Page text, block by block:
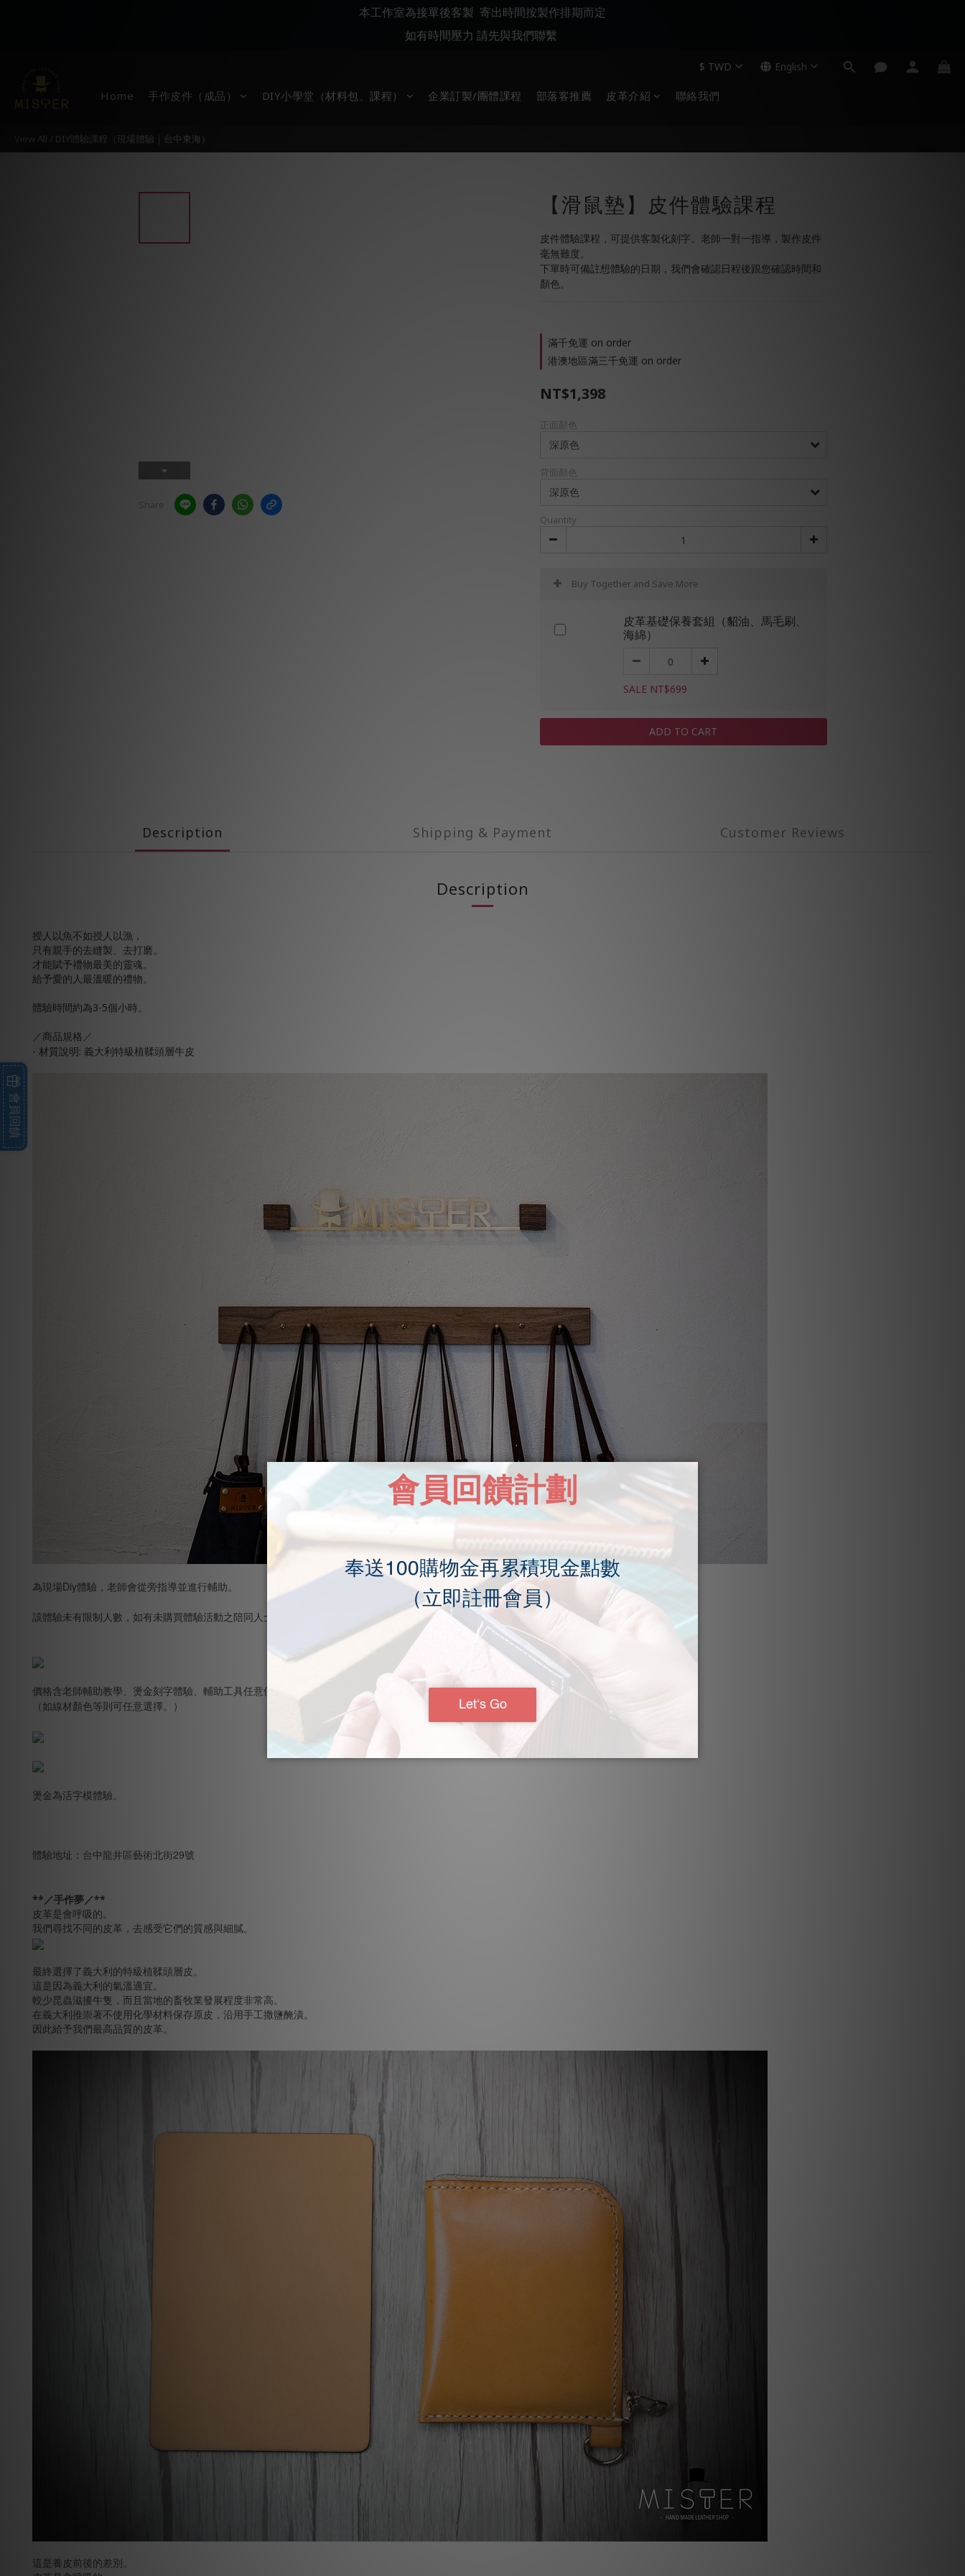
Home 手作皮件（成品） DIY小學堂（材料包、課程） 企業訂製/團體課程 部落客推薦 皮革介紹 聯絡我們
$ TWD English
View All / DIY體驗課程（現場體驗｜台中東海）
【滑鼠墊】皮件體驗課程
皮件體驗課程，可提供客製化刻字。老師一對一指導，製作皮件
毫無難度。
下單時可備註想體驗的日期，我們會確認日程後跟您確認時間和
顏色。
滿千免運 on order
港澳地區滿三千免運 on order
NT$1,398
正面顏色
背面顏色
Quantity
Buy Together and Save More
皮革基礎保養套組（貂油、馬毛刷、
海綿）
SALE NT$699
ADD TO CART
Description Shipping & Payment Customer Reviews
Description
授人以魚不如授人以漁，
只有親手的去縫製、去打磨。
才能賦予禮物最美的靈魂。
給予愛的人最溫暖的禮物。
體驗時間約為3-5個小時。
／商品規格／
- 材質說明: 義大利特級植鞣頭層牛皮
為現場Diy體驗，老師會從旁指導並進行輔助。
該體驗未有限制人數，如有未購買體驗活動之陪同人士只需場地費一百即可，非常適合情侶週末休閒娛樂喔。
價格含老師輔助教學、燙金刻字體驗、輔助工具任意使用等。
（如線材顏色等則可任意選擇。）
燙金為活字模體驗。
體驗地址：台中龍井區藝術北街29號
**／手作夢／**
皮革是會呼吸的。
我們尋找不同的皮革，去感受它們的質感與細膩。
最終選擇了義大利的特級植鞣頭層皮。
這是因為義大利的氣溫適宜。
較少昆蟲滋擾牛隻，而且當地的畜牧業發展程度非常高。
在義大利推崇著不使用化學材料保存原皮，沿用手工撒鹽醃漬。
因此給予我們最高品質的皮革。
這是養皮前後的差別。
本工作室為接單後客製 寄出時間按製作排期而定
如有時間壓力 請先與我們聯繫
會員回饋